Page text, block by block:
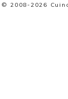
© 2008-2026